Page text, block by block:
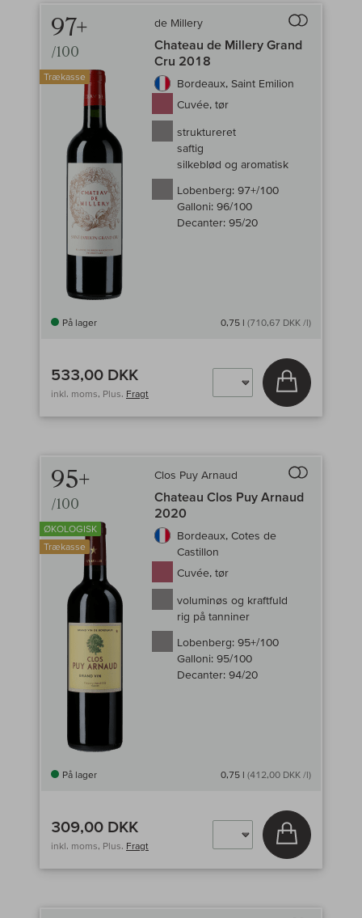
97+
/100
Trækasse
de Millery
Chateau de Millery Grand
Cru 2018
Bordeaux, Saint Emilion
Cuvée, tør
struktureret
saftig
silkeblød og aromatisk
Lobenberg: 97+/100
Galloni: 96/100
Decanter: 95/20
På lager 0,75 l (710,67 DKK /l)
533,00 DKK
inkl. moms, Plus. Fragt
Læg i kurv
95+
/100
ØKOLOGISK
Trækasse
Clos Puy Arnaud
Chateau Clos Puy Arnaud
2020
Bordeaux, Cotes de
Castillon
Cuvée, tør
voluminøs og kraftfuld
rig på tanniner
Lobenberg: 95+/100
Galloni: 95/100
Decanter: 94/20
På lager 0,75 l (412,00 DKK /l)
309,00 DKK
inkl. moms, Plus. Fragt
Læg i kurv